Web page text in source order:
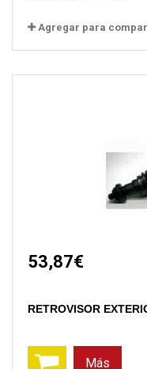
Agregar para
53,87€
RETROVISOR
Más